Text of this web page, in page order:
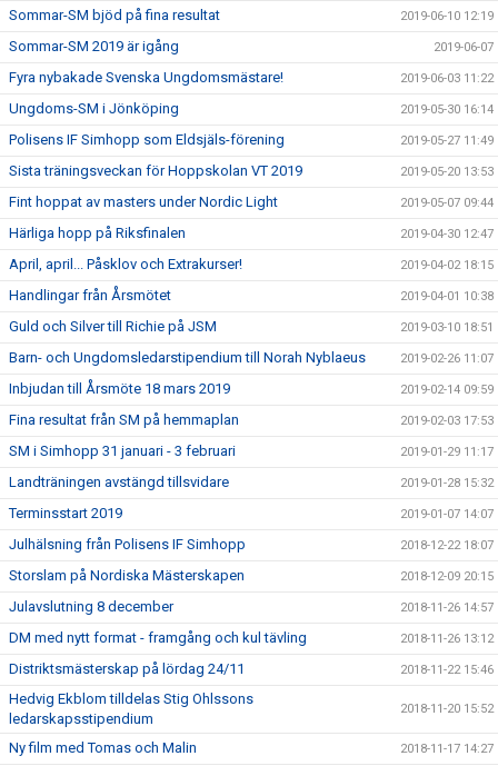
Sommar-SM bjöd på fina resultat 2019-06-10 12:19
Sommar-SM 2019 är igång 2019-06-07
Fyra nybakade Svenska Ungdomsmästare! 2019-06-03 11:22
Ungdoms-SM i Jönköping 2019-05-30 16:14
Polisens IF Simhopp som Eldsjäls-förening 2019-05-27 11:49
Sista träningsveckan för Hoppskolan VT 2019 2019-05-20 13:53
Fint hoppat av masters under Nordic Light 2019-05-07 09:44
Härliga hopp på Riksfinalen 2019-04-30 12:47
April, april... Påsklov och Extrakurser! 2019-04-02 18:15
Handlingar från Årsmötet 2019-04-01 10:38
Guld och Silver till Richie på JSM 2019-03-10 18:51
Barn- och Ungdomsledarstipendium till Norah Nyblaeus 2019-02-26 11:07
Inbjudan till Årsmöte 18 mars 2019 2019-02-14 09:59
Fina resultat från SM på hemmaplan 2019-02-03 17:53
SM i Simhopp 31 januari - 3 februari 2019-01-29 11:17
Landträningen avstängd tillsvidare 2019-01-28 15:32
Terminsstart 2019 2019-01-07 14:07
Julhälsning från Polisens IF Simhopp 2018-12-22 18:07
Storslam på Nordiska Mästerskapen 2018-12-09 20:15
Julavslutning 8 december 2018-11-26 14:57
DM med nytt format - framgång och kul tävling 2018-11-26 13:12
Distriktsmästerskap på lördag 24/11 2018-11-22 15:46
Hedvig Ekblom tilldelas Stig Ohlssons
ledarskapsstipendium
2018-11-20 15:52
Ny film med Tomas och Malin 2018-11-17 14:27